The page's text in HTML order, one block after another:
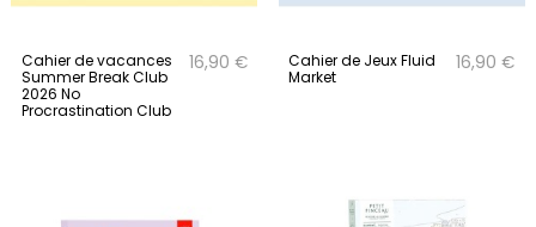
Cahier de vacances
Summer Break Club
2026 No
Procrastination Club
16,90 €
Cahier de Jeux Fluid
Market
16,90 €